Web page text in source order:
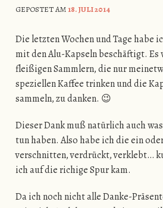
GEPOSTET AM18. JULI 2014
Die letzten Wochen und Tage habe
mit den Alu-Kapseln beschäftigt. Es
fleißigen Sammlern, die nur
speziellen Kaffee trinken und die
sammeln, zu danken. 😉
Dieser Dank muß natürlich auch
tun haben. Also habe ich die ein
verschnitten, verdrückt, verklebt…
ich auf die richige Spur kam.
Da ich noch nicht alle Danke-